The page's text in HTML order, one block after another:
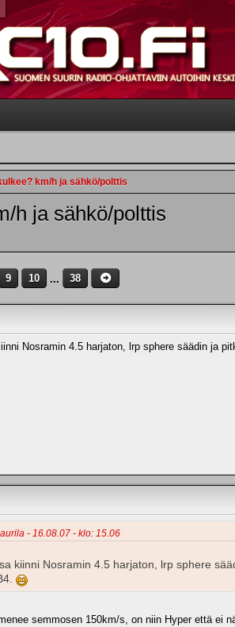
km/h ja sähkö/polttis
h ja sähkö/polttis
9 10 ... 38
Nosramin 4.5 harjaton, lrp sphere säädin ja
- 16.08.07 - klo: 15.06
kiinni Nosramin 4.5 harjaton, lrp sphere
semmosen 150km/s, on niin Hyper että ei